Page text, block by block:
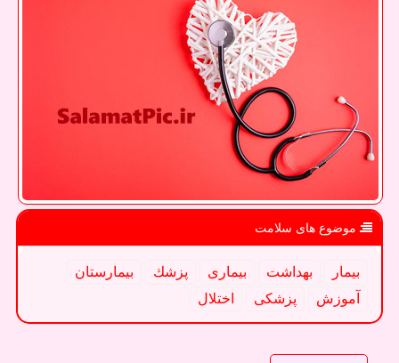
موضوع های سلامت
بیمار بهداشت بیماری پزشك
بیمارستان
آموزش
پزشكی اختلال